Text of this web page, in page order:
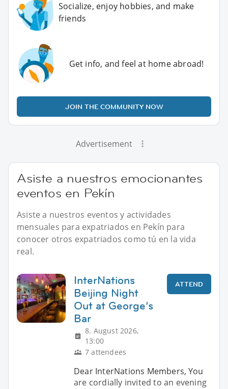
Socialize, enjoy hobbies, and make
friends
Get info, and feel at home abroad!
JOIN THE COMMUNITY NOW
Advertisement
Asiste a nuestros emocionantes
eventos en Pekín
Asiste a nuestros eventos y actividades
mensuales para expatriados en Pekín para
conocer otros expatriados como tú en la vida
real.
InterNations
Beijing Night
Out at George’s
Bar
8. August 2026,
13:00
7 attendees
ATTEND
Dear InterNations Members, You
are cordially invited to an evening